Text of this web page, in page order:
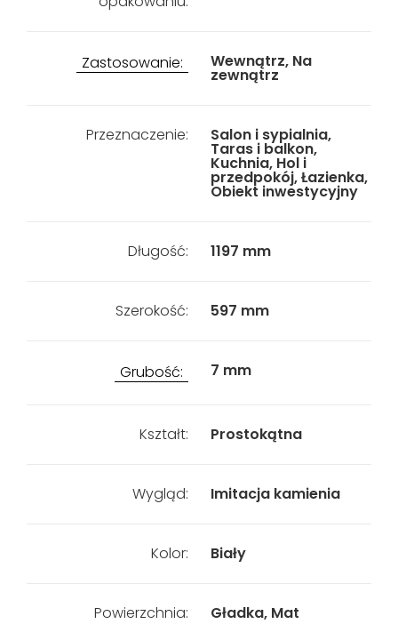
Zastosowanie: Wewnątrz, Na
zewnątrz
Przeznaczenie: Salon i sypialnia,
Taras i balkon,
Kuchnia, Hol i
przedpokój, Łazienka,
Obiekt inwestycyjny
Długość: 1197 mm
Szerokość: 597 mm
Grubość: 7 mm
Kształt: Prostokątna
Wygląd: Imitacja kamienia
Kolor: Biały
Powierzchnia: Gładka, Mat